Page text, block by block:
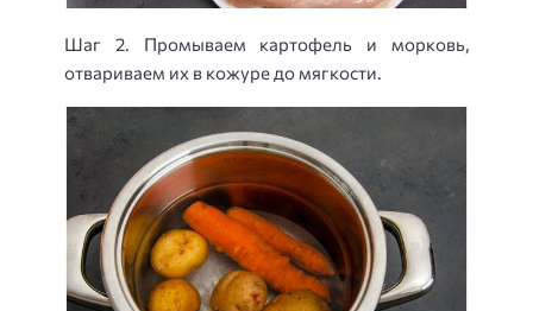
Шаг 2. Промываем картофель и морковь,
отвариваем их в кожуре до мягкости.